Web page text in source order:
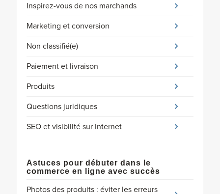
Inspirez-vous de nos marchands
Marketing et conversion
Non classifié(e)
Paiement et livraison
Produits
Questions juridiques
SEO et visibilité sur Internet
Astuces pour débuter dans le
commerce en ligne avec succès
Photos des produits : éviter les erreurs